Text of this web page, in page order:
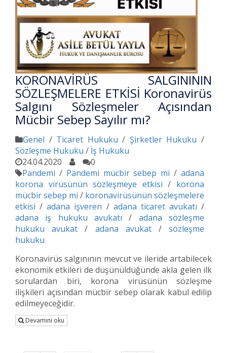
KORONAVİRÜS SALGINININ
SÖZLEŞMELERE ETKİSİ Koronavirüs
Salgını Sözleşmeler Açısından
Mücbir Sebep Sayılır mı?
Genel / Ticaret Hukuku / Şirketler Hukuku /
Sözleşme Hukuku / İş Hukuku
24.04.2020
0
Pandemi / Pandemi mücbir sebep mi /adana
korona virüsünün sözleşmeye etkisi / korona
mücbir sebep mi / koronavirüsünün sözleşmelere
etkisi /adana işveren / adana ticaret avukatı /
adana iş hukuku avukatı / adana sözleşme
hukuku avukat / adana avukat/sözleşme
hukuku
Koronavirüs salgınının mevcut ve ileride artabilecek
ekonomik etkileri de düşünüldüğünde akla gelen ilk
sorulardan biri, korona virüsünün sözleşme
ilişkileri açısından mücbir sebep olarak kabul edilip
edilmeyeceğidir.
Devamını oku